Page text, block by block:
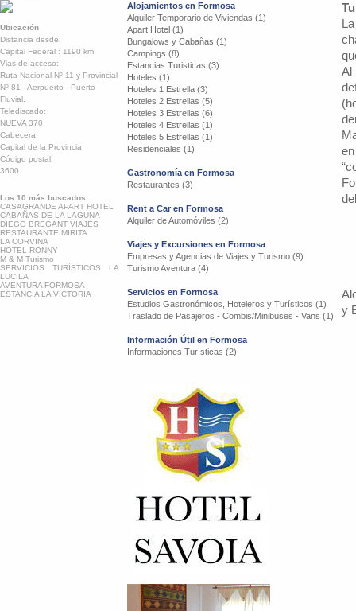
Ubicación
Distancia desde:
Capital Federal : 1190 km
Vias de acceso:
Ruta Nacional Nº 11 y Provincial
Nº 81 - Aerpuerto - Puerto
Fluvial.
Telediscado:
NUEVA 370
Cabecera:
Capital de la Provincia
Código postal:
3600
Los 10 más buscados
CASAGRANDE APART HOTEL
CABAÑAS DE LA LAGUNA
DIEGO BREGANT VIAJES
RESTAURANTE MIRITA
LA CORVINA
HOTEL RONNY
M & M Turismo
SERVICIOS TURÍSTICOS LA
LUCILA
AVENTURA FORMOSA
ESTANCIA LA VICTORIA
Alojamientos en Formosa
Alquiler Temporario de Viviendas (1)
Apart Hotel (1)
Bungalows y Cabañas (1)
Campings (8)
Estancias Turisticas (3)
Hoteles (1)
Hoteles 1 Estrella (3)
Hoteles 2 Estrellas (5)
Hoteles 3 Estrellas (6)
Hoteles 4 Estrellas (1)
Hoteles 5 Estrellas (1)
Residenciales (1)
Gastronomía en Formosa
Restaurantes (3)
Rent a Car en Formosa
Alquiler de Automóviles (2)
Viajes y Excursiones en Formosa
Empresas y Agencias de Viajes y Turismo (9)
Turismo Aventura (4)
Servicios en Formosa
Estudios Gastronómicos, Hoteleros y Turísticos (1)
Traslado de Pasajeros - Combis/Minibuses - Vans (1)
Información Útil en Formosa
Informaciones Turísticas (2)
Al
y